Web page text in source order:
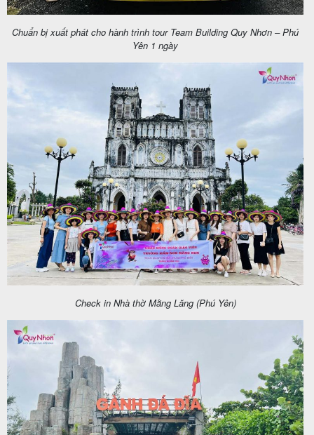
dụng
Chuẩn bị xuất phát cho hành trình tour Team Building Quy Nhơn – Phú
Yên 1 ngày
Check in Nhà thờ Mằng Lăng (Phú Yên)